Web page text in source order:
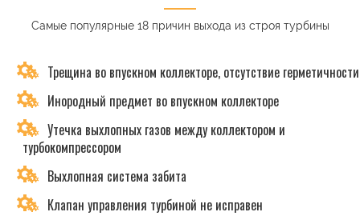
Самые популярные 18 причин выхода из строя турбины
Трещина во впускном коллекторе, отсутствие герметичности
Инородный предмет во впускном коллекторе
Утечка выхлопных газов между коллектором и
турбокомпрессором
Выхлопная система забита
Клапан управления турбиной не исправен